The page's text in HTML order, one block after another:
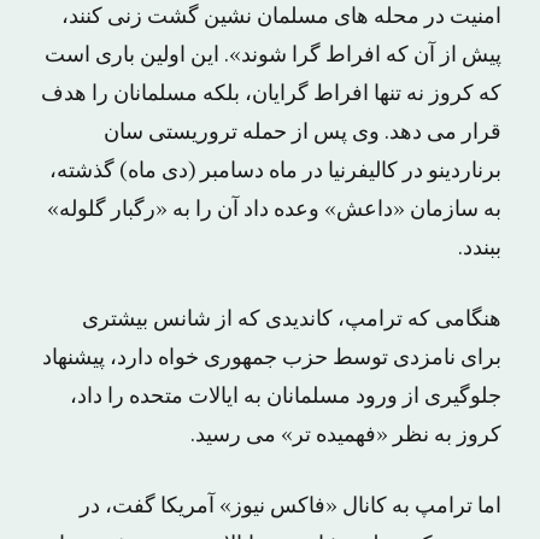
امنیت در محله های مسلمان نشین گشت زنی کنند،
پیش از آن که افراط گرا شوند». این اولین باری است
که کروز نه تنها افراط گرایان، بلکه مسلمانان را هدف
قرار می دهد. وی پس از حمله تروریستی سان
برناردینو در کالیفرنیا در ماه دسامبر (دی ماه) گذشته،
به سازمان «داعش» وعده داد آن را به «رگبار گلوله»
ببندد.
هنگامی که ترامپ، کاندیدی که از شانس بیشتری
برای نامزدی توسط حزب جمهوری خواه دارد، پیشنهاد
جلوگیری از ورود مسلمانان به ایالات متحده را داد،
کروز به نظر «فهمیده تر» می رسید.
اما ترامپ به کانال «فاکس نیوز» آمریکا گفت، در